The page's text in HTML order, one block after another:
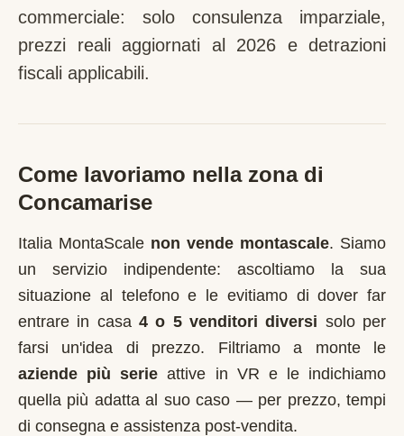
commerciale: solo consulenza imparziale,
prezzi reali aggiornati al 2026 e detrazioni
fiscali applicabili.
Come lavoriamo nella zona di
Concamarise
Italia MontaScale non vende montascale. Siamo
un servizio indipendente: ascoltiamo la sua
situazione al telefono e le evitiamo di dover far
entrare in casa 4 o 5 venditori diversi solo per
farsi un'idea di prezzo. Filtriamo a monte le
aziende più serie attive in VR e le indichiamo
quella più adatta al suo caso — per prezzo, tempi
di consegna e assistenza post-vendita.